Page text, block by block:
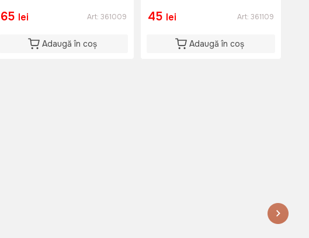
65 lei Art: 361009
Adaugă în coș
45 lei Art: 361109
Adaugă în coș